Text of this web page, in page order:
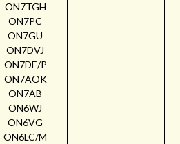
ON7TGH
ON7PC
ON7GU
ON7DVJ
ON7DE/P
ON7AOK
ON7AB
ON6WJ
ON6VG
ON6LC/M